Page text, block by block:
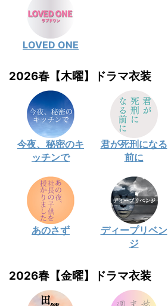
LOVED ONE
2026春【木曜】ドラマ衣装
今夜、秘密のキ
ッチンで
君が死刑になる
前に
あのさず
ディープリベン
ジ
2026春【金曜】ドラマ衣装